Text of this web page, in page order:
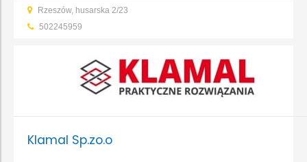
izolacja, ocieplenie
Fundamenty, prace ziemne, wykopy
Rzeszów, husarska 2/23
502245959
Klamal Sp.zo.o